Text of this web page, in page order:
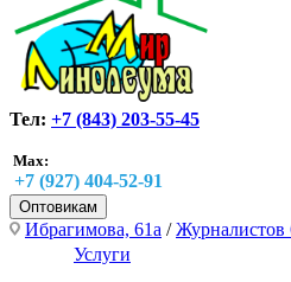
Тел: +7 (843) 203-55-45
Max:
+7 (927) 404-52-91
Оптовикам
Ибрагимова, 61а /Журналистов
Услуги